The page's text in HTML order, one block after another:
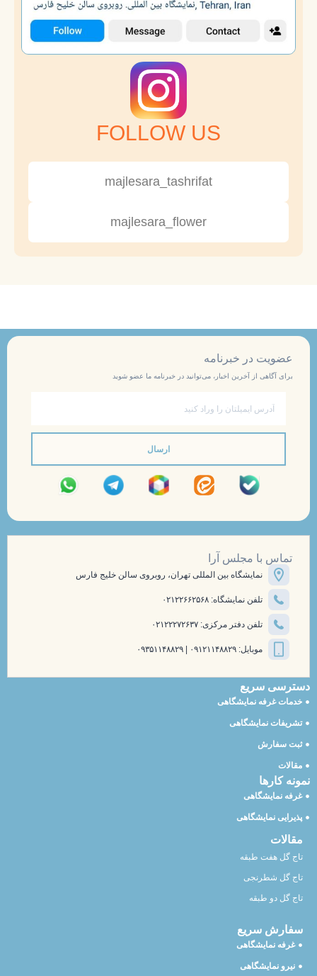
FOLLOW US
majlesara_tashrifat
majlesara_flower
عضویت در خبرنامه
برای آگاهی از آخرین اخبار، می‌توانید در خبرنامه ما عضو شوید
ارسال
تماس با مجلس آرا
نمایشگاه بین المللی تهران، روبروی سالن خلیج فارس
تلفن نمایشگاه: ۰۲۱۲۲۶۶۲۵۶۸
تلفن دفتر مرکزی: ۰۲۱۲۲۲۷۲۶۳۷
موبایل: ۰۹۱۲۱۱۴۸۸۲۹ | ۰۹۳۵۱۱۴۸۸۲۹
دسترسی سریع
خدمات غرفه نمایشگاهی
تشریفات نمایشگاهی
ثبت سفارش
مقالات
نمونه کارها
غرفه نمایشگاهی
پذیرایی نمایشگاهی
مقالات
تاج گل هفت طبقه
تاج گل شطرنجی
تاج گل دو طبقه
سفارش سریع
غرفه نمایشگاهی
نیرو نمایشگاهی